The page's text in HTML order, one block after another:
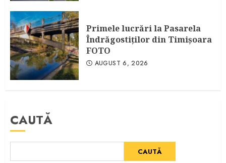
Primele lucrări la Pasarela
Îndrăgostiţilor din Timişoara
FOTO
AUGUST 6, 2026
CAUTĂ
CAUTĂ